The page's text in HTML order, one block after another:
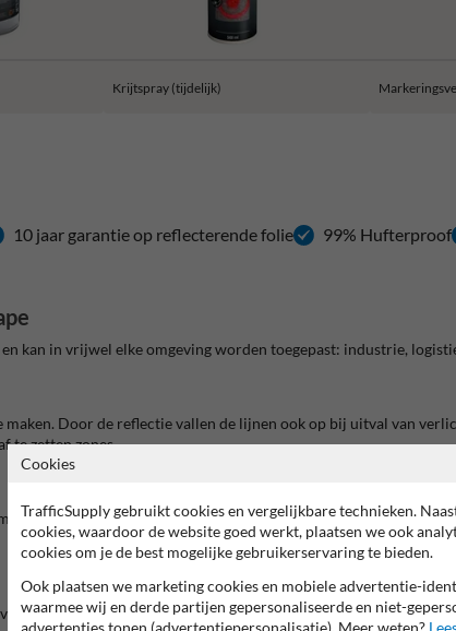
Krijtspray (tijdelijk)
10 jaar garantie op reflecterende folie 99% Hufterproof
en kan in vrijwel elke omgeving worden toegepast: industrie,
Door de reflectie vallen de lijnen ook op bij uitval van
te zetten zones.
te helpen voorkomen. Door de contrasterende
opleveren. Door de rand metreflecterende gevarentapeaf te
Cookies
TrafficSupply gebruikt cookies en vergelijkbare technieken.
cookies, waardoor de website goed werkt, plaatsen we ook
cookies om je de best mogelijke gebruikerservaring te bieden.
Ook plaatsen we marketing cookies en mobiele advertentie-
waarmee wij en derde partijen gepersonaliseerde en niet-
advertenties tonen (advertentiepersonalisatie). Meer weten?